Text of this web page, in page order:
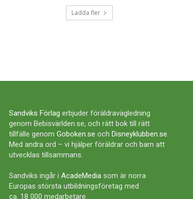
Ladda fler
Sandviks Förlag erbjuder föräldravägledning
genom Bebisvärlden.se, och rätt bok till rätt
tillfälle genom Goboken.se och Disneyklubben.se.
Med andra ord – vi hjälper föräldrar och barn att
utvecklas tillsammans.
Sandviks ingår i AcadeMedia som är norra
Europas största utbildningsföretag med
ca. 18 000 medarbetare.